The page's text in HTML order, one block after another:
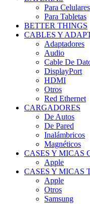
Para Celulares
Para Tabletas
BETTER THINGS
CABLES Y
Adaptadores
Audio
Cable De
DisplayPort
HDMI
Otros
Red Ethernet
CARGADORES
De Autos
De Pared
Inalámbricos
Magnéticos
CASES Y MICAS
Apple
CASES Y MICAS
Apple
Otros
Samsung